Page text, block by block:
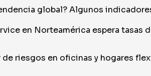
global? Algunos
en Norteamérica espera tasas
riesgos en oficinas y hogares